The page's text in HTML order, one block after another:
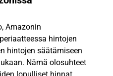
Amazonin
hintojen
hintojen säätämiseen
Nämä olosuhteet